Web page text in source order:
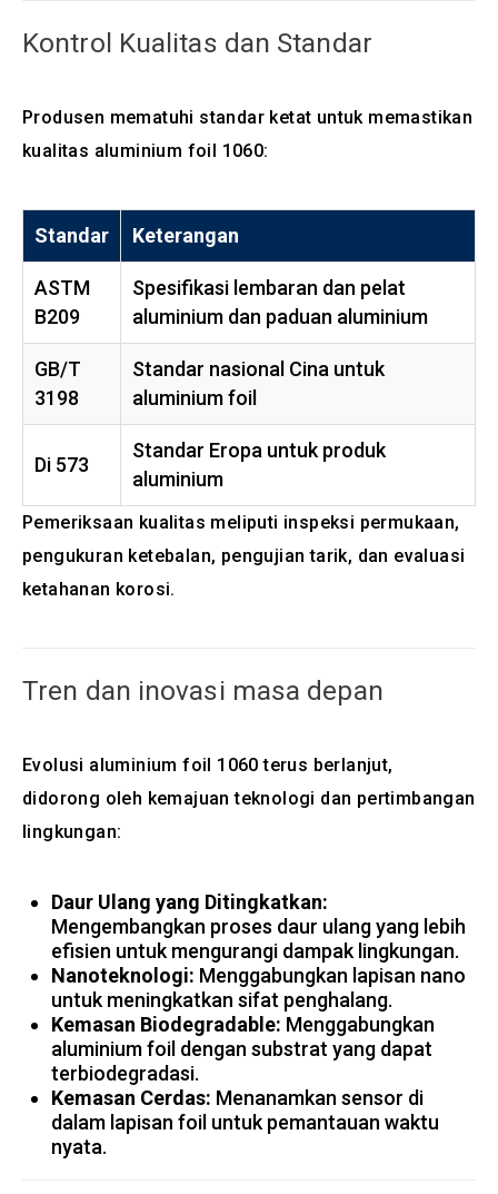
Kontrol Kualitas dan Standar
Produsen mematuhi standar ketat untuk memastikan
kualitas aluminium foil 1060:
Standar Keterangan
ASTM
B209
Spesifikasi lembaran dan pelat
aluminium dan paduan aluminium
GB/T
3198
Standar nasional Cina untuk
aluminium foil
Di 573
Standar Eropa untuk produk
aluminium
Pemeriksaan kualitas meliputi inspeksi permukaan,
pengukuran ketebalan, pengujian tarik, dan evaluasi
ketahanan korosi.
Tren dan inovasi masa depan
Evolusi aluminium foil 1060 terus berlanjut,
didorong oleh kemajuan teknologi dan pertimbangan
lingkungan:
Daur Ulang yang Ditingkatkan:
Mengembangkan proses daur ulang yang lebih
efisien untuk mengurangi dampak lingkungan.
Nanoteknologi: Menggabungkan lapisan nano
untuk meningkatkan sifat penghalang.
Kemasan Biodegradable: Menggabungkan
aluminium foil dengan substrat yang dapat
terbiodegradasi.
Kemasan Cerdas: Menanamkan sensor di
dalam lapisan foil untuk pemantauan waktu
nyata.